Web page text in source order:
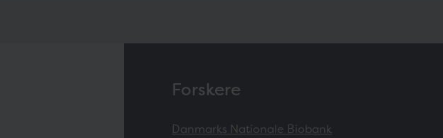
Forskere
Danmarks Nationale Biobank